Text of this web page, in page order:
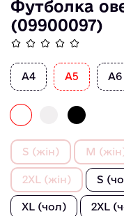
Футболка
(09900097)
A4 А5 А6
S (жін) M
2XL (жін) S
XL (чол) 2XL